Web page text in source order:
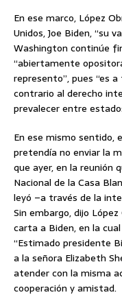
En ese marco, López
Unidos, Joe Biden, “su
Washington continúe
“abiertamente
represento”, pues “es
contrario al derecho
prevalecer entre
En ese mismo sentido,
pretendía no enviar la
que ayer, en la reunión
Nacional de la Casa
leyó –a través de la
Sin embargo, dijo
carta a Biden, en la
“Estimado presidente
a la señora Elizabeth
atender con la misma
cooperación y amistad.